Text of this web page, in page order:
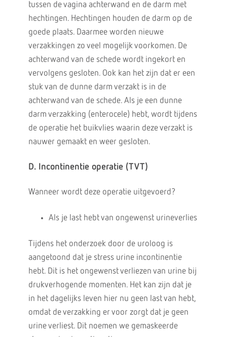
tussen de vagina achterwand en de darm met
hechtingen. Hechtingen houden de darm op de
goede plaats. Daarmee worden nieuwe
verzakkingen zo veel mogelijk voorkomen. De
achterwand van de schede wordt ingekort en
vervolgens gesloten. Ook kan het zijn dat er een
stuk van de dunne darm verzakt is in de
achterwand van de schede. Als je een dunne
darm verzakking (enterocele) hebt, wordt tijdens
de operatie het buikvlies waarin deze verzakt is
nauwer gemaakt en weer gesloten.
D. Incontinentie operatie (TVT)
Wanneer wordt deze operatie uitgevoerd?
Als je last hebt van ongewenst urineverlies
Tijdens het onderzoek door de uroloog is
aangetoond dat je stress urine incontinentie
hebt. Dit is het ongewenst verliezen van urine bij
drukverhogende momenten. Het kan zijn dat je
in het dagelijks leven hier nu geen last van hebt,
omdat de verzakking er voor zorgt dat je geen
urine verliest. Dit noemen we gemaskeerde